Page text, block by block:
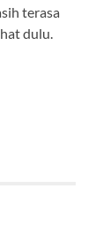
terasa
dulu.